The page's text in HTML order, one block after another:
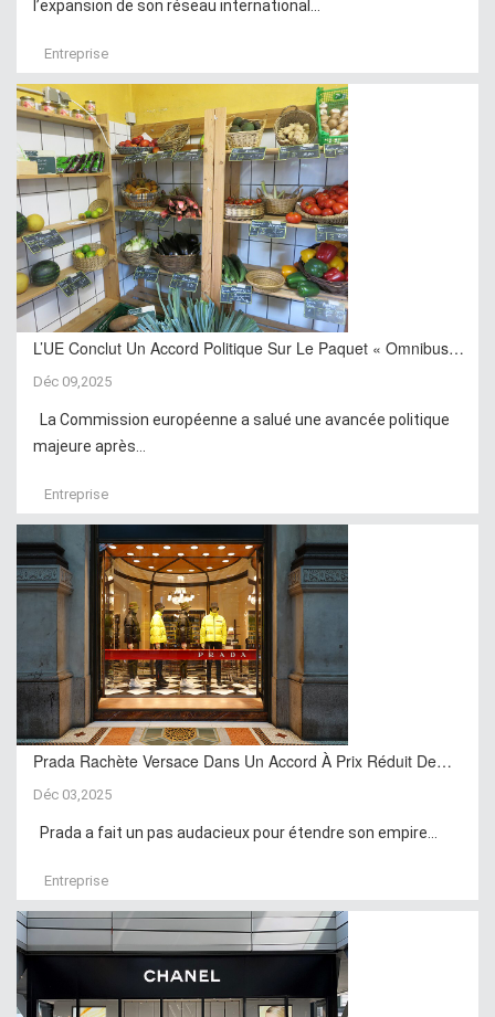
l’expansion de son réseau international...
Entreprise
L’UE Conclut Un Accord Politique Sur Le Paquet « Omnibus…
Déc 09,2025
La Commission européenne a salué une avancée politique
majeure après...
Entreprise
Prada Rachète Versace Dans Un Accord À Prix Réduit De…
Déc 03,2025
Prada a fait un pas audacieux pour étendre son empire...
Entreprise